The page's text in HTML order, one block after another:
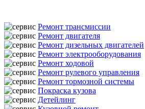
Ремонт трансмиссии
Ремонт двигателя
Ремонт дизельных двигателей
Ремонт электрооборудования
Ремонт ходовой
Ремонт рулевого управления
Ремонт тормозной системы
Покраска кузова
Детейлинг